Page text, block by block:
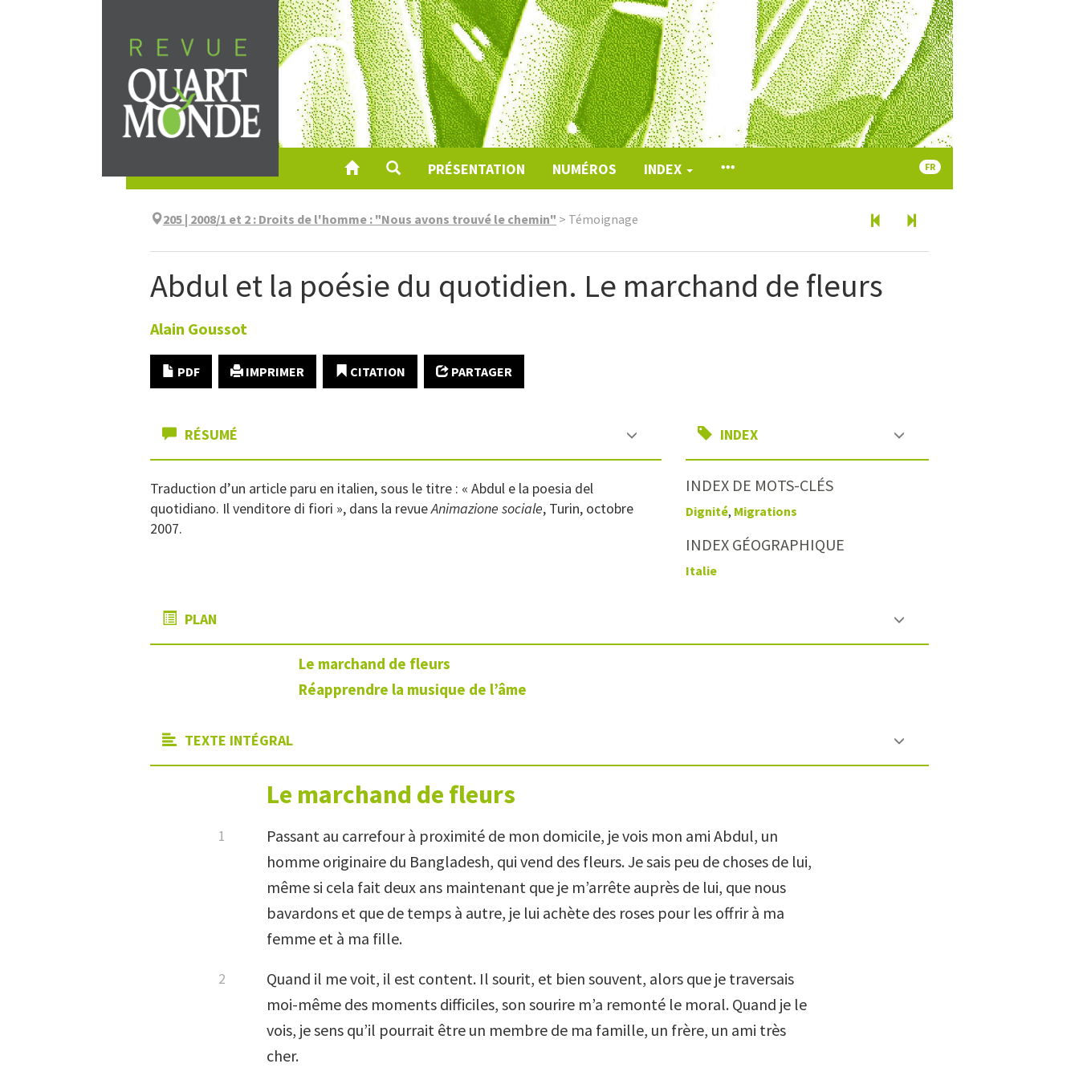
au
contenu
PRÉSENTATION NUMÉROS INDEX FR
205 | 2008/1 et 2 : Droits de l'homme : "Nous avons trouvé le chemin" > Témoignage
Abdul et la poésie du quotidien. Le marchand de fleurs
Alain Goussot
PDF IMPRIMER CITATION PARTAGER
RÉSUMÉ
Traduction d’un article paru en italien, sous le titre : « Abdul e la poesia del
quotidiano. Il venditore di fiori », dans la revueAnimazione sociale, Turin, octobre
2007.
INDEX
INDEX DE MOTS-CLÉS
Dignité, Migrations
INDEX GÉOGRAPHIQUE
Italie
PLAN
Le marchand de fleurs
Réapprendre la musique de l’âme
TEXTE INTÉGRAL
Le marchand de fleurs
Passant au carrefour à proximité de mon domicile, je vois mon ami Abdul, un
homme originaire du Bangladesh, qui vend des fleurs. Je sais peu de choses de lui,
même si cela fait deux ans maintenant que je m’arrête auprès de lui, que nous
bavardons et que de temps à autre, je lui achète des roses pour les offrir à ma
femme et à ma fille.
Quand il me voit, il est content. Il sourit, et bien souvent, alors que je traversais
moi-même des moments difficiles, son sourire m’a remonté le moral. Quand je le
vois, je sens qu’il pourrait être un membre de ma famille, un frère, un ami très
cher.